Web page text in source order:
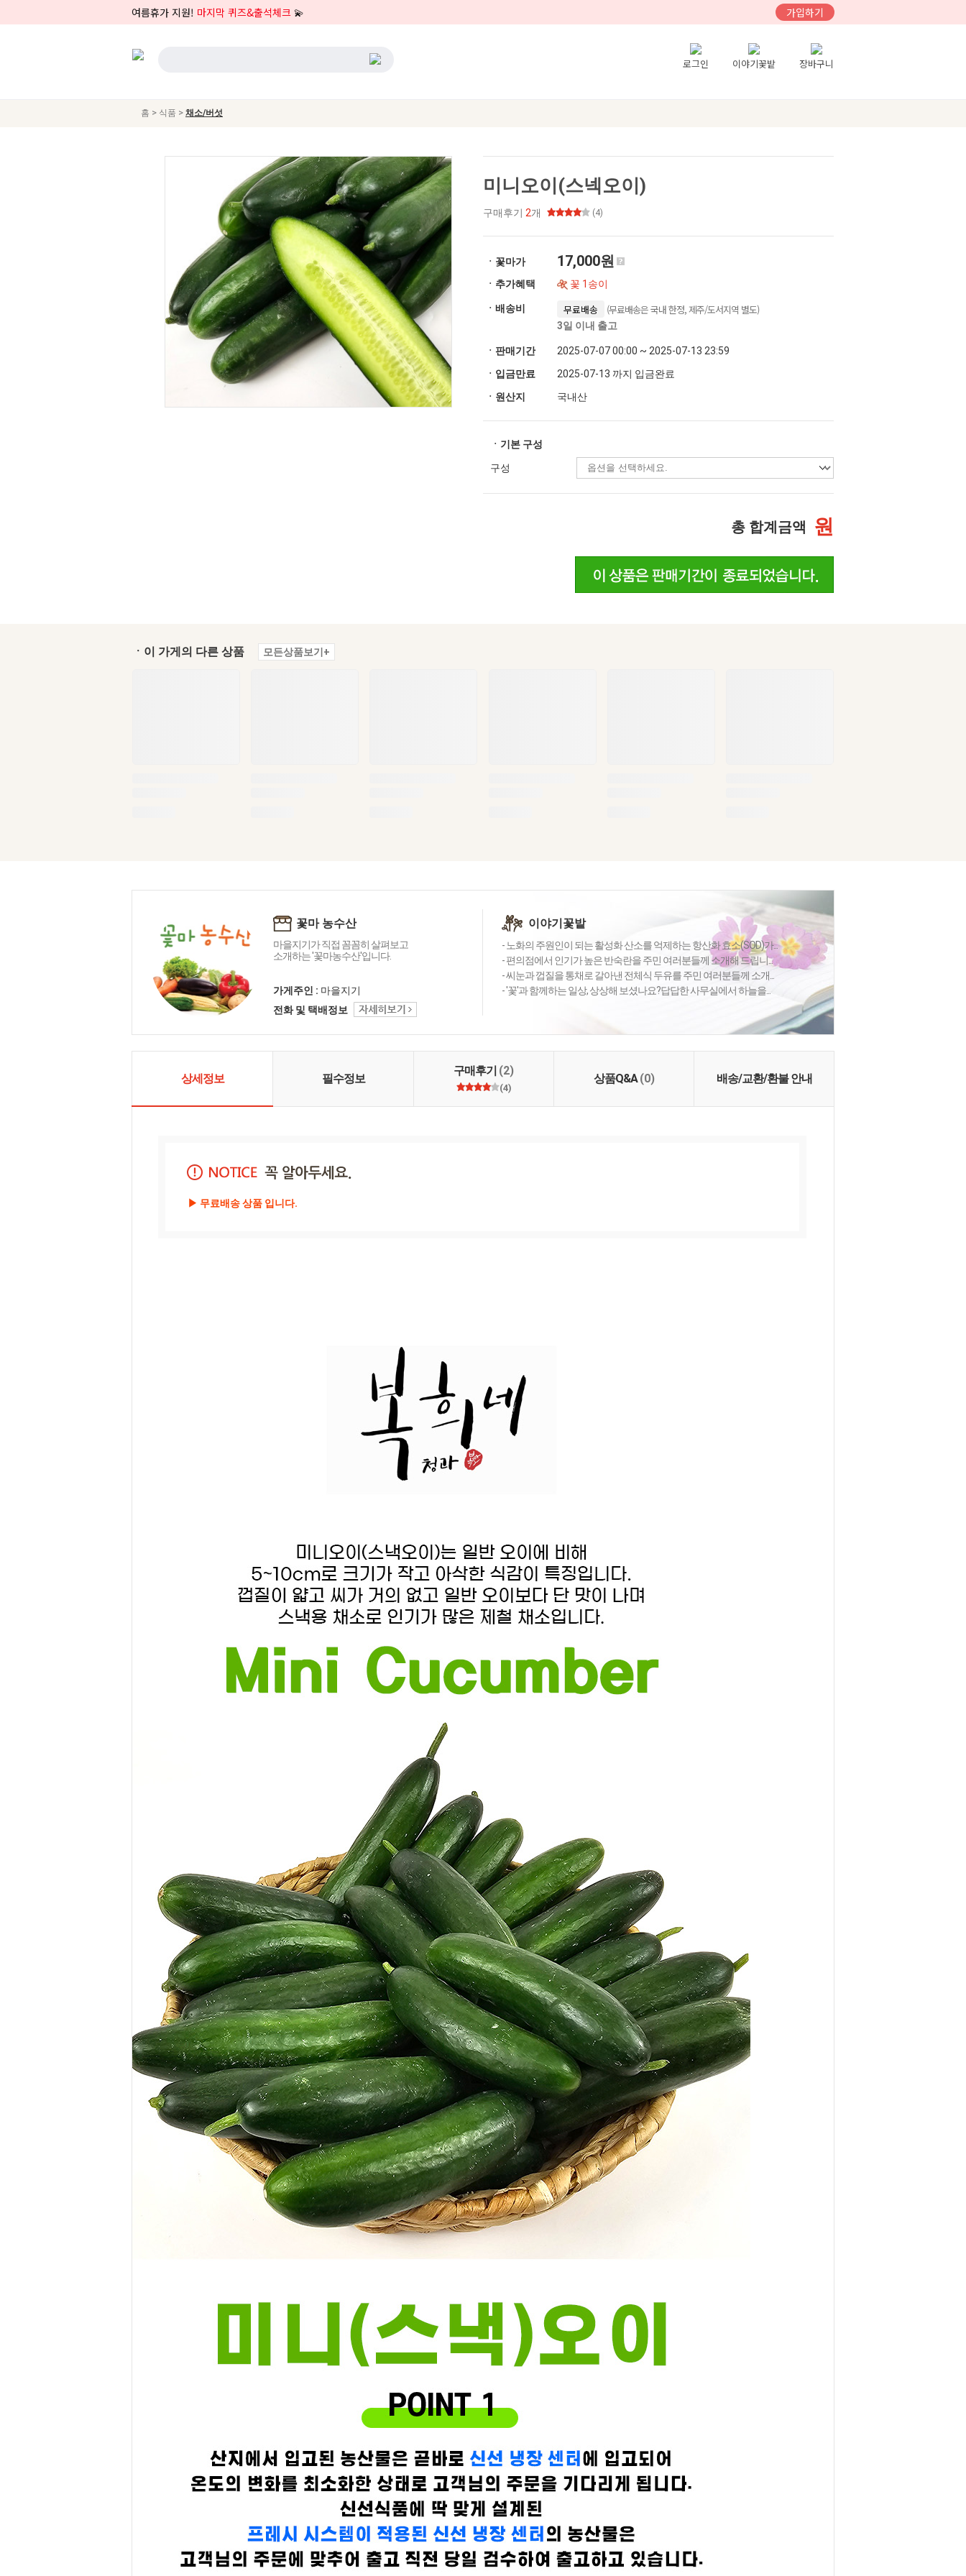
여름휴가 지원! 마지막 퀴즈&출석체크 💫 가입하기
로그인 이야기꽃밭 장바구니
홈 > 식품 > 채소/버섯
미니오이(스넥오이)
구매후기 2개 (4)
ㆍ꽃마가 17,000원
ㆍ추가혜택 꽃 1송이
ㆍ배송비 무료배송 (무료배송은 국내 한정, 제주/도서지역 별도)
3일 이내 출고
ㆍ판매기간
2025-07-07 00:00 ~ 2025-07-13 23:59
ㆍ입금만료
2025-07-13 까지 입금완료
ㆍ원산지
국내산
ㆍ기본 구성
구성
총 합계금액 원
ㆍ이 가게의 다른 상품 모든상품보기+
꽃마 농수산
마을지기가 직접 꼼꼼히 살펴보고
소개하는 '꽃마농수산'입니다.
가게주인 : 마을지기
전화 및 택배정보
이야기꽃밭
- 노화의 주원인이 되는 활성화 산소를 억제하는 항산화 효소(SOD)가...
- 편의점에서 인기가 높은 반숙란을 주민 여러분들께 소개해 드립니...
- 씨눈과 껍질을 통채로 갈아낸 전체식 두유를 주민 여러분들께 소개...
- '꽃'과 함께하는 일상, 상상해 보셨나요?답답한 사무실에서 하늘을...
상세정보 필수정보
구매후기 (2)
(4)
상품Q&A(0) 배송/교환/환불 안내
▶ 무료배송 상품 입니다.